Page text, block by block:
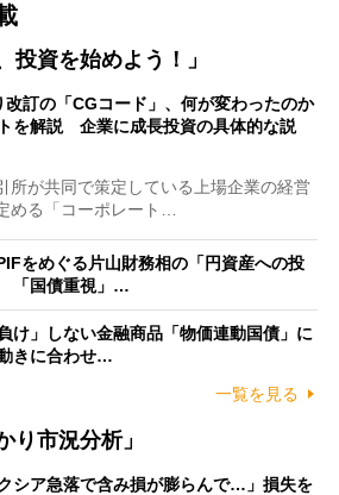
投資を始めよう！」
改訂の「CGコード」、何が変わったのか
を解説 企業に成長投資の具体的な説
が共同で策定している上場企業の経営
める「コーポレート…
をめぐる片山財務相の「円資産への投
「国債重視」…
け」しない金融商品「物価連動国債」に
きに合わせ…
一覧を見る
り市況分析」
クシア急落で含み損が膨らんで…」損失を